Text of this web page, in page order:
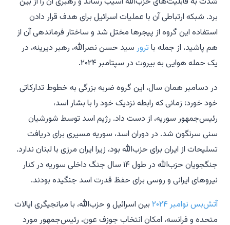
برد. شبکه ارتباطی آن با عملیات اسرائیل برای هدف قرار دادن
استفاده این گروه از پیجرها مختل شد و ساختار فرماندهی آن از
هم پاشید، از جمله با ترور سید حسن نصرالله، رهبر دیرینه، در
یک حمله هوایی به بیروت در سپتامبر ۲۰۲۴.
در دسامبر همان سال، این گروه ضربه بزرگی به خطوط تدارکاتی
خود خورد؛ زمانی که رابطه نزدیک خود را با بشار اسد،
رئیس‌جمهور سوریه، از دست داد. رژیم اسد توسط شورشیان
سنی سرنگون شد. در دوران اسد، سوریه مسیری برای دریافت
تسلیحات از ایران برای حزب‌الله بود، زیرا ایران مرزی با لبنان ندارد.
جنگجویان حزب‌الله در طول ۱۴ سال جنگ داخلی سوریه در کنار
نیروهای ایرانی و روسی برای حفظ قدرت اسد جنگیده بودند.
آتش‌بس نوامبر ۲۰۲۴
بین اسرائیل و حزب‌الله، با میانجیگری ایالات
متحده و فرانسه، امکان انتخاب جوزف عون، رئیس‌جمهور مورد